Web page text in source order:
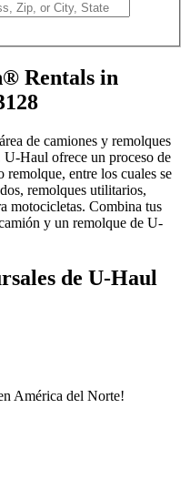
Rentals in
de camiones y remolques
U-Haul ofrece un proceso de
entre los cuales se
remolques utilitarios,
motocicletas. Combina tus
y un remolque de U-
de U-Haul
América del Norte!